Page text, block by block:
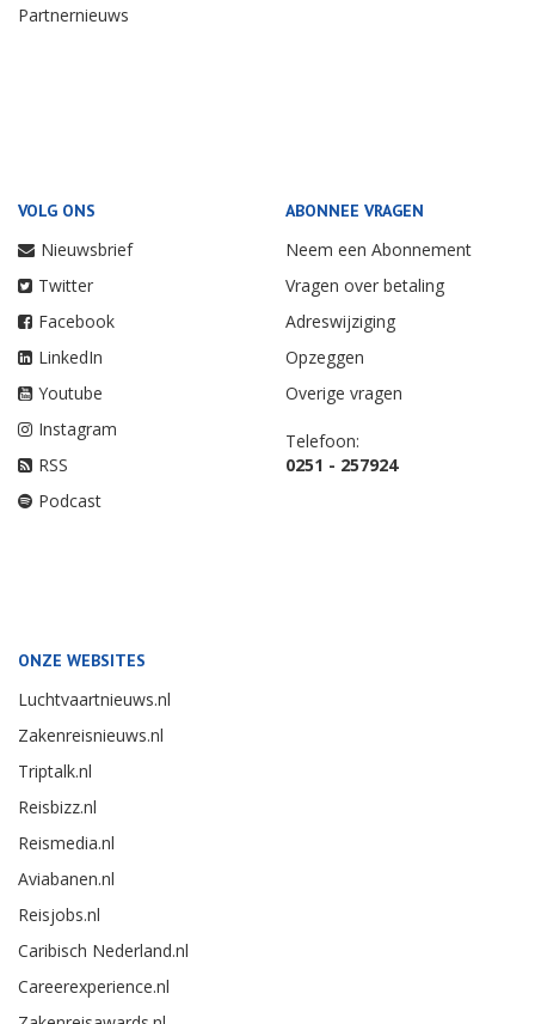
Partnernieuws
VOLG ONS
Nieuwsbrief
Twitter
Facebook
LinkedIn
Youtube
Instagram
RSS
Podcast
ABONNEE VRAGEN
Neem een Abonnement
Vragen over betaling
Adreswijziging
Opzeggen
Overige vragen
Telefoon:
0251 - 257924
ONZE WEBSITES
Luchtvaartnieuws.nl
Zakenreisnieuws.nl
Triptalk.nl
Reisbizz.nl
Reismedia.nl
Aviabanen.nl
Reisjobs.nl
Caribisch Nederland.nl
Careerexperience.nl